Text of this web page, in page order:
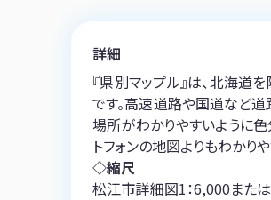
詳細
『県別マップル』は、北海
です。高速道路や国道など道
場所がわかりやすいように
トフォンの地図よりもわかり
◇縮尺
松江市詳細図1：6,000また